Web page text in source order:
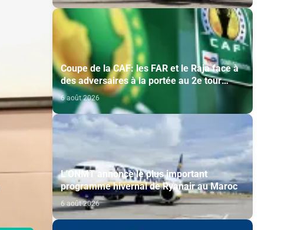
Coupe de la CAF: les FAR et le Raja face à
des adversaires à la portée au 2e tour
préliminaire
6 août 2026
L'ONMT annonce le plus important
programme hivernal de Ryanair au Maroc
6 août 2026